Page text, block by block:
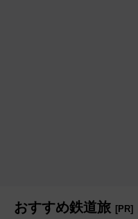
おすすめ鉄道旅 [PR]